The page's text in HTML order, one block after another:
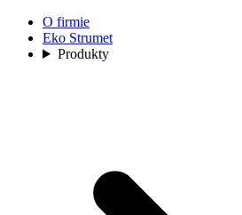
O firmie
Eko Strumet
Produkty